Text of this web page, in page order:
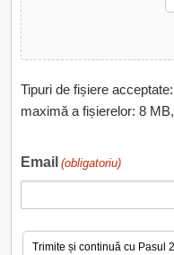
Tipuri de fișiere
maximă a fișierelor: 8
Email (obligatoriu)